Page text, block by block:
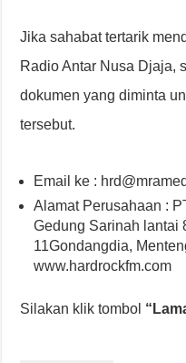
Jika sahabat tertarik
Radio Antar Nusa Djaja,
dokumen yang diminta
tersebut.
Email ke :
Alamat Perusahaan :
Gedung Sarinah lantai
11Gondangdia,
www.hardrockfm.com
Silakan klik tombol